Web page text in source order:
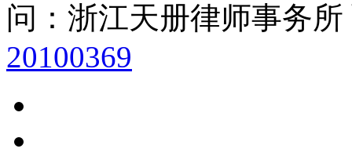
问：浙江天册律师事务
20100369